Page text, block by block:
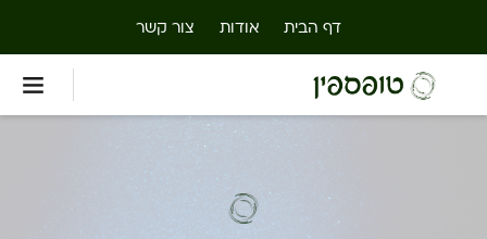
דף הבית אודות צור קשר